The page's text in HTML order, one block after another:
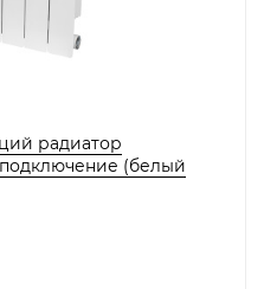
радиатор
(белый